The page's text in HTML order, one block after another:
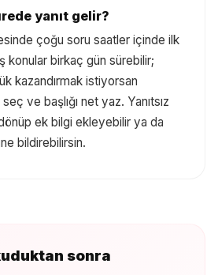
yanıt gelir?
çoğu soru saatler içinde ilk
konular birkaç gün sürebilir;
kazandırmak istiyorsan
ve başlığı net yaz. Yanıtsız
ek bilgi ekleyebilir ya da
bildirebilirsin.
sonra